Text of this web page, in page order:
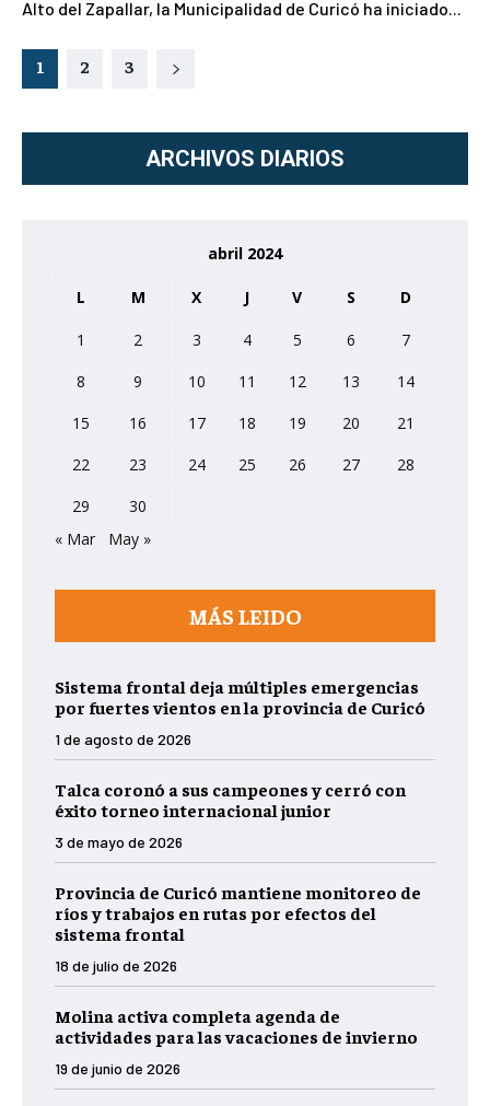
Alto del Zapallar, la Municipalidad de Curicó ha iniciado...
1 2 3
ARCHIVOS DIARIOS
abril 2024
L M X J V S D
1 2 3 4 5 6
7
8
9 10 11 12 13
14
15
16 17 18 19 20
21
22
23 24 25 26 27
28
29
30
« Mar
May »
MÁS LEIDO
Sistema frontal deja múltiples emergencias
por fuertes vientos en la provincia de Curicó
1 de agosto de 2026
Talca coronó a sus campeones y cerró con
éxito torneo internacional junior
3 de mayo de 2026
Provincia de Curicó mantiene monitoreo de
ríos y trabajos en rutas por efectos del
sistema frontal
18 de julio de 2026
Molina activa completa agenda de
actividades para las vacaciones de invierno
19 de junio de 2026